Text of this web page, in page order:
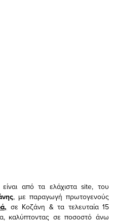
είναι από τα ελάχισταsite, του
, με παραγωγή πρωτογενούς
σε Κοζάνη & τα τελευταία 15
καλύπτοντας σε ποσοστό άνω